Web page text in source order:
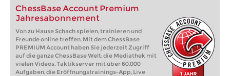
ChessBase Account Premium
Jahresabonnement
Von zu Hause Schach spielen, trainieren und
Freunde online treffen. Mit dem ChessBase
PREMIUM Account haben Sie jederzeit Zugriff
auf die ganze ChessBase Welt: die Mediathek mit
vielen Videos, Taktikserver mit über 60.000
Aufgaben, die Eröffnungstrainings-App, Live